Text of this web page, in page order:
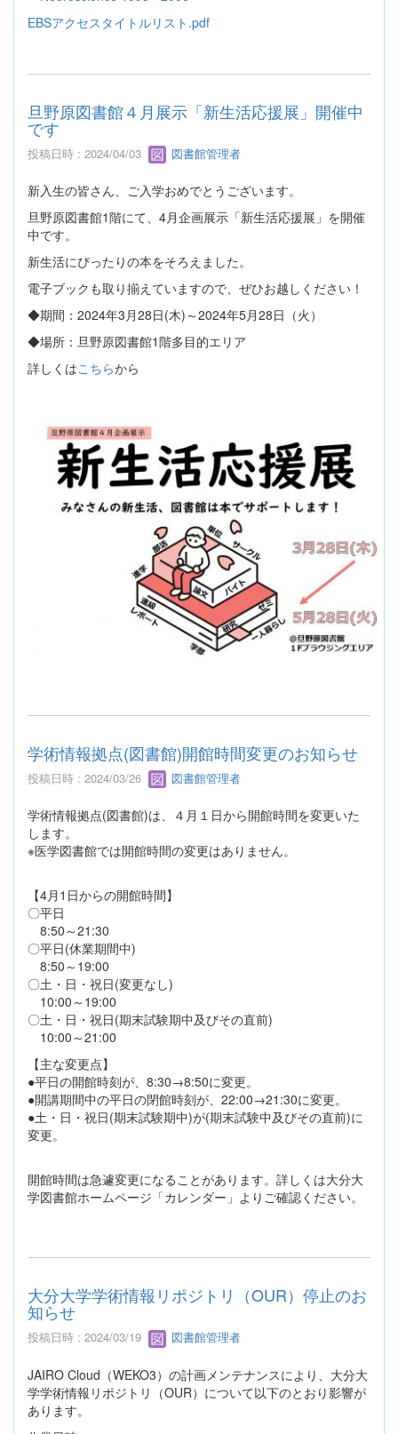
EBSアクセスタイトルリスト.pdf
旦野原図書館４月展示「新生活応援展」開催中
です
投稿日時 : 2024/04/03 図書館管理者
新入生の皆さん、ご入学おめでとうございます。
旦野原図書館1階にて、4月企画展示「新生活応援展」を開催
中です。
新生活にぴったりの本をそろえました。
電子ブックも取り揃えていますので、ぜひお越しください！
◆期間：2024年3月28日(木)～2024年5月28日（火）
◆場所：旦野原図書館1階多目的エリア
詳しくはこちらから
学術情報拠点(図書館)開館時間変更のお知らせ
投稿日時 : 2024/03/26 図書館管理者
学術情報拠点(図書館)は、４月１日から開館時間を変更いた
します。
※医学図書館では開館時間の変更はありません。
【4月1日からの開館時間】
〇平日
8:50～21:30
〇平日(休業期間中)
8:50～19:00
〇土・日・祝日(変更なし)
10:00～19:00
〇土・日・祝日(期末試験期中及びその直前)
10:00～21:00
【主な変更点】
●平日の開館時刻が、8:30→8:50に変更。
●開講期間中の平日の閉館時刻が、22:00→21:30に変更。
●土・日・祝日(期末試験期中)が(期末試験中及びその直前)に
変更。
開館時間は急遽変更になることがあります。詳しくは大分大
学図書館ホームページ「カレンダー」よりご確認ください。
大分大学学術情報リポジトリ（OUR）停止のお
知らせ
投稿日時 : 2024/03/19 図書館管理者
JAIRO Cloud（WEKO3）の計画メンテナンスにより、大分大
学学術情報リポジトリ（OUR）について以下のとおり影響が
あります。